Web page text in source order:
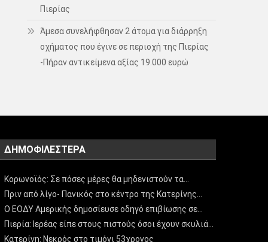
Πιερίας
Άμεσα συνελήφθησαν 2 άτομα για διάρρηξη
οχήματος που έγινε σε περιοχή της Πιερίας
-Πήραν αντικείμενα αξίας 19.000 ευρώ
ΔΗΜΟΦΙΛΈΣΤΕΡΑ
Κορωνοϊός: Σε πόσες μέρες θα μηδενιστούν τα…
Πριν από λίγο- Πανικός στο κέντρο της Κατερίνης…
Ο ΕΟΔΥ Αμερικής δημοσίευσε οδηγό επιβίωσης σε…
Πιερία: Ιερέας είπε στους πιστούς όσοι έχουν σκυλιά…
Κατερίνη: Νεκρός στο τιμόνι 53χρονος